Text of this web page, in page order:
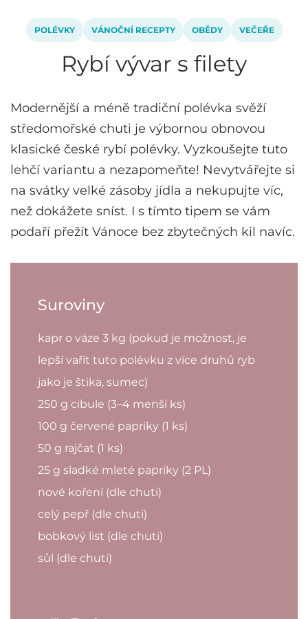
POLÉVKY VÁNOČNÍ RECEPTY OBĚDY VEČEŘE
Rybí vývar s filety
Modernější a méně tradiční polévka svěží
středomořské chuti je výbornou obnovou
klasické české rybí polévky. Vyzkoušejte tuto
lehčí variantu a nezapomeňte! Nevytvářejte si
na svátky velké zásoby jídla a nekupujte víc,
než dokážete sníst. I s tímto tipem se vám
podaří přežít Vánoce bez zbytečných kil navíc.
Suroviny
kapr o váze 3 kg (pokud je možnost, je
lepší vařit tuto polévku z více druhů ryb
jako je štika, sumec)
250 g cibule (3–4 menší ks)
100 g červené papriky (1 ks)
50 g rajčat (1 ks)
25 g sladké mleté papriky (2 PL)
nové koření (dle chuti)
celý pepř (dle chuti)
bobkový list (dle chuti)
sůl (dle chuti)